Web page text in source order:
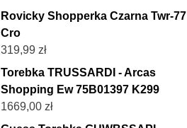
Rovicky Shopperka Czarna Twr-77
Cro
319,99 zł
Torebka TRUSSARDI - Arcas
Shopping Ew 75B01397 K299
1669,00 zł